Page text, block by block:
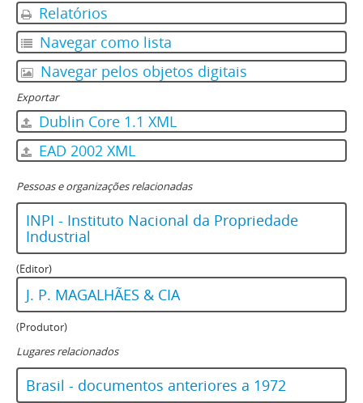
Relatórios
Navegar como lista
Navegar pelos objetos digitais
Exportar
Dublin Core 1.1 XML
EAD 2002 XML
Pessoas e organizações relacionadas
INPI - Instituto Nacional da Propriedade
Industrial
(Editor)
J. P. MAGALHÃES & CIA
(Produtor)
Lugares relacionados
Brasil - documentos anteriores a 1972